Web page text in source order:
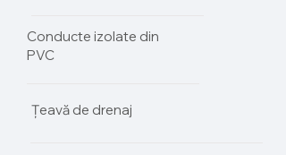
Conducte izolate din
PVC
Țeavă de drenaj